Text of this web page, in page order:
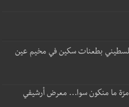
بطعنات سكين في مخيم عين
مرّة ما منكون سوا… معرض أرشيفي